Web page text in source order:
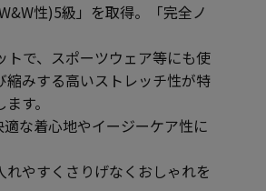
性)5級」を取得。「完全ノ
で、スポーツウェア等にも使
縮みする高いストレッチ性が特
す。
な着心地やイージーケア性に
れやすくさりげなくおしゃれを